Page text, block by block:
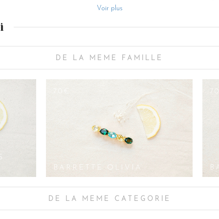
trouverez plusieurs idées de coiffure dans l’e-shop de la marque Les
française, le support de la barrette, en métal doré, à été recouvert,
avec grand soin et amour du beau travail. La barrette à cheveux
Victoire, où elle reposera en sécurité, entre deux sorties.
Voir plus
DE LA MEME FAMILLE
70€
BARRETTE OLIVIA
DE LA MEME CATEGORIE